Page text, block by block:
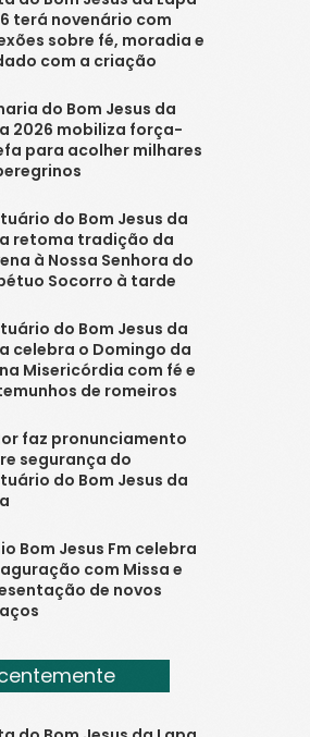
terá novenário com
sobre fé, moradia e
com a criação
do Bom Jesus da
2026 mobiliza força-
para acolher milhares
do Bom Jesus da
retoma tradição da
à Nossa Senhora do
Socorro à tarde
do Bom Jesus da
celebra o Domingo da
Misericórdia com fé e
de romeiros
faz pronunciamento
segurança do
do Bom Jesus da
Bom Jesus Fm celebra
com Missa e
de novos